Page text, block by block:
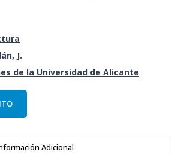
J.
de la Universidad de Alicante
Adicional